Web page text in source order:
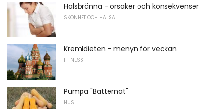
Halsbränna - orsaker och konsekvenser
SKÖNHET OCH HÄLSA
Kremldieten - menyn för veckan
FITNESS
Pumpa "Batternat"
HUS